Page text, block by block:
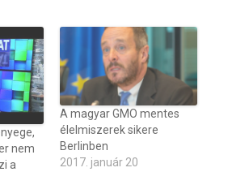
nem
a
A magyar GMO mentes
élelmiszerek sikere
Berlinben
2017. január 20